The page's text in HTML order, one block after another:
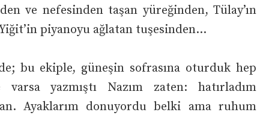
ve nefesinden taşan yüreğinden, Tülay’ın
piyanoyu ağlatan tuşesinden…
bu ekiple, güneşin sofrasına oturduk hep
yazmıştı Nazım zaten: hatırladım
Ayaklarım donuyordu belki ama ruhum